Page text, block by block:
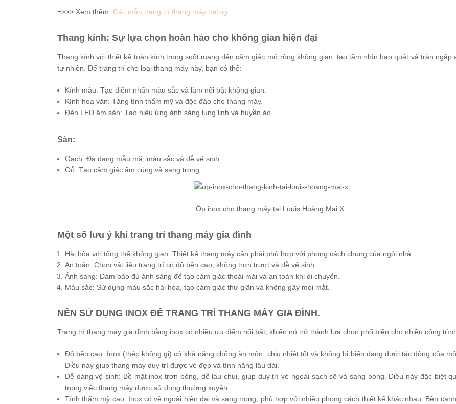
=>>> Xem thêm: Các mẫu trang trí thang máy tường
Thang kính: Sự lựa chọn hoàn hảo cho không gian hiện đại
Thang kính với thiết kế toàn kính trong suốt mang đến cảm giác mở rộng không gian, tạo tầm nhìn bao quát và tràn ngập
tự nhiên. Để trang trí cho loại thang máy này, bạn có thể:
Kính màu: Tạo điểm nhấn màu sắc và làm nổi bật không gian.
Kính hoa văn: Tăng tính thẩm mỹ và độc đáo cho thang máy.
Đèn LED âm sàn: Tạo hiệu ứng ánh sáng lung linh và huyền ảo.
Sàn:
Gạch: Đa dạng mẫu mã, màu sắc và dễ vệ sinh.
Gỗ: Tạo cảm giác ấm cúng và sang trọng.
Ốp inox cho thang máy tại Louis Hoàng Mai X.
Một số lưu ý khi trang trí thang máy gia đình
Hài hòa với tổng thể không gian: Thiết kế thang máy cần phải phù hợp với phong cách chung của ngôi nhà.
An toàn: Chọn vật liệu trang trí có độ bền cao, không trơn trượt và dễ vệ sinh.
Ánh sáng: Đảm bảo đủ ánh sáng để tạo cảm giác thoải mái và an toàn khi di chuyển.
Màu sắc: Sử dụng màu sắc hài hòa, tạo cảm giác thư giãn và không gây mỏi mắt.
NÊN SỬ DỤNG INOX ĐỂ TRANG TRÍ THANG MÁY GIA ĐÌNH.
Trang trí thang máy gia đình bằng inox có nhiều ưu điểm nổi bật, khiến nó trở thành lựa chọn phổ biến cho nhiều công
Độ bền cao: Inox (thép không gỉ) có khả năng chống ăn mòn, chịu nhiệt tốt và không bị biến dạng dưới tác động của
Điều này giúp thang máy duy trì được vẻ đẹp và tính năng lâu dài.
Dễ dàng vệ sinh: Bề mặt inox trơn bóng, dễ lau chùi, giúp duy trì vẻ ngoài sạch sẽ và sáng bóng. Điều này đặc biệt
trong việc thang máy được sử dụng thường xuyên.
Tính thẩm mỹ cao: Inox có vẻ ngoài hiện đại và sang trọng, phù hợp với nhiều phong cách thiết kế khác nhau. Bên